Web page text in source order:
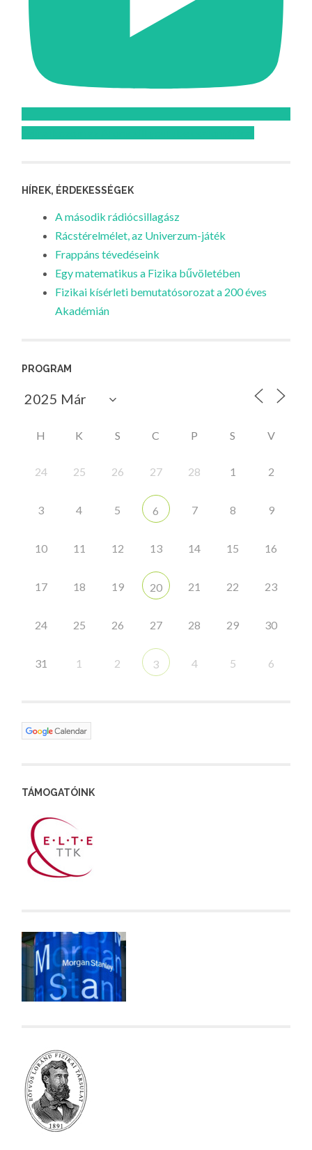
HÍREK, ÉRDEKESSÉGEK
A második rádiócsillagász
Rácstérelmélet, az Univerzum-játék
Frappáns tévedéseink
Egy matematikus a Fizika bűvöletében
Fizikai kísérleti bemutatósorozat a 200 éves
Akadémián
PROGRAM
H K S C P S V
24 25 26 27 28 1 2
3 4 5 6 7 8 9
10 11 12 13 14 15 16
17 18 19 20 21 22 23
24 25 26 27 28 29 30
31 1 2 3 4 5 6
TÁMOGATÓINK